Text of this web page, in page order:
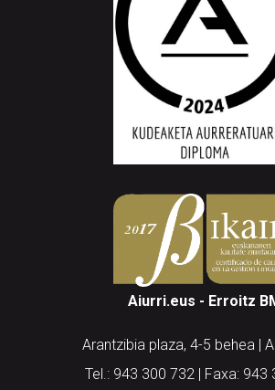
Aiurri.eus - Erroitz
Arantzibia plaza, 4-5 behea |
Tel.: 943 300 732 | Faxa: 943